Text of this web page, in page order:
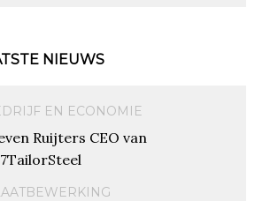
NIEUWS
EN ECONOMIE
Ruijters CEO van